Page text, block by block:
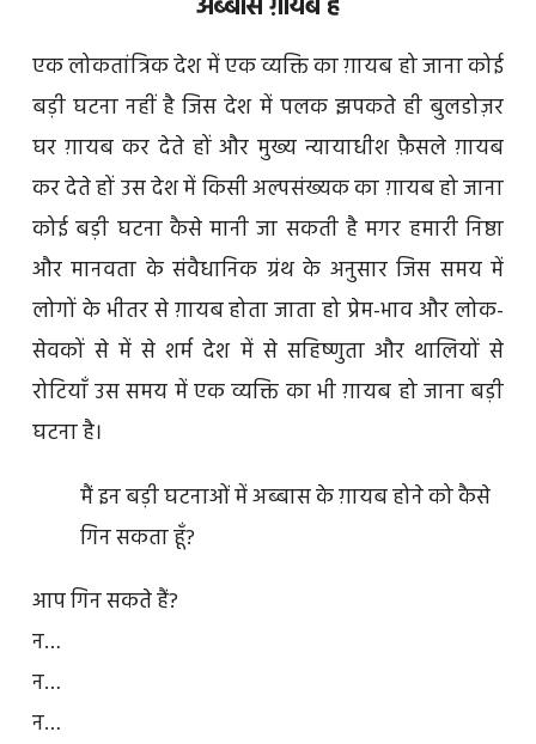
एक लोकतांत्रिक देश में एक व्यक्ति का ग़ायब हो जाना कोई
बड़ी घटना नहीं है जिस देश में पलक झपकते ही बुलडोज़र
घर ग़ायब कर देते हों और मुख्य न्यायाधीश फ़ैसले ग़ायब
कर देते हों उस देश में किसी अल्पसंख्यक का ग़ायब हो जाना
कोई बड़ी घटना कैसे मानी जा सकती है मगर हमारी निष्ठा
और मानवता के संवैधानिक ग्रंथ के अनुसार जिस समय में
लोगों के भीतर से ग़ायब होता जाता हो प्रेम-भाव और लोक-
सेवकों से में से शर्म देश में से सहिष्णुता और थालियों से
रोटियाँ उस समय में एक व्यक्ति का भी ग़ायब हो जाना बड़ी
घटना है।
मैं इन बड़ी घटनाओं में अब्बास के ग़ायब होने को कैसे
गिन सकता हूँ?
आप गिन सकते हैं?
न…
न…
न…